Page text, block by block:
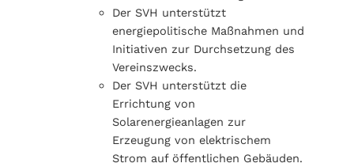
Der SVH unterstützt
energiepolitische Maßnahmen und
Initiativen zur Durchsetzung des
Vereinszwecks.
Der SVH unterstützt die
Errichtung von
Solarenergieanlagen zur
Erzeugung von elektrischem
Strom auf öffentlichen Gebäuden.